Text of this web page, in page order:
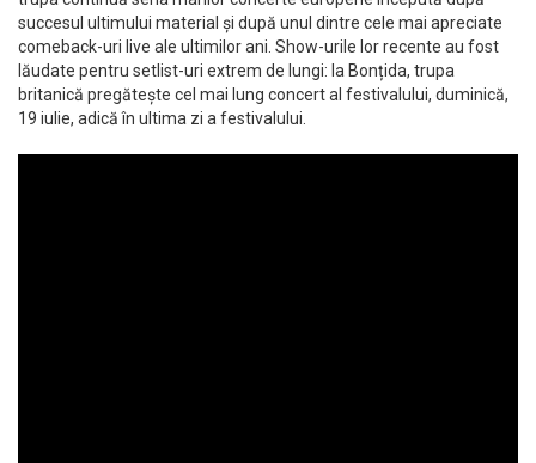
succesul ultimului material și după unul dintre cele mai apreciate
comeback-uri live ale ultimilor ani. Show-urile lor recente au fost
lăudate pentru setlist-uri extrem de lungi: la Bonțida, trupa
britanică pregătește cel mai lung concert al festivalului, duminică,
19 iulie, adică în ultima zi a festivalului.